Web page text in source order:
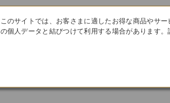
このサイトでは、お客さまに適したお得な商品やサ
の個人データと結びつけて利用する場合があります。